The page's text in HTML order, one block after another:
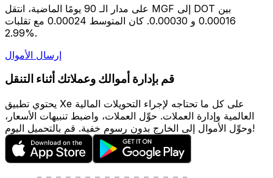
على مدار الـ 90 يومًا الماضية، انتقل MGF إلى DOT بين
0.00016 و 0.00030. كان المتوسط 0.00024 مع تقلبات
2.99%.
إرسال الأموال
قم بإدارة أموالك وعملاتك أثناء التنقل
يحتوي تطبيق Xe على كل ما تحتاجه لإجراء التحويلات المالية
العالمية وإدارة العملات. حوِّل العملات، واضبط تنبيهات الأسعار،
وحوِّل الأموال إلى الخارج بدون رسوم خفية. قم بالتحميل اليوم!